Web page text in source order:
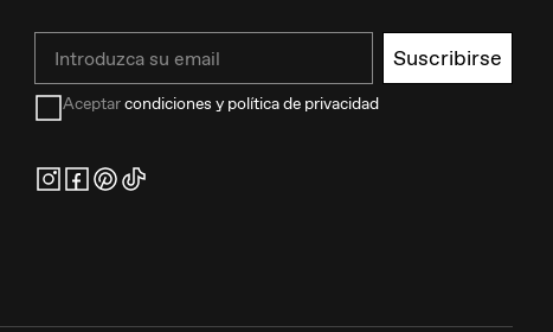
Suscribirse
Aceptarcondiciones y política de privacidad